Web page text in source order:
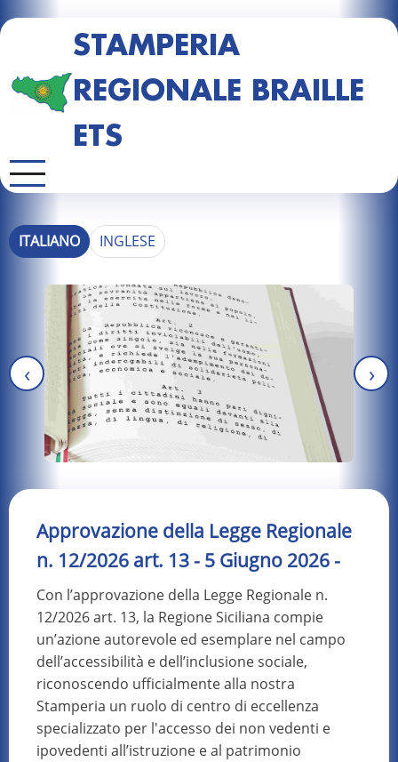
STAMPERIA
REGIONALE BRAILLE
ETS
ITALIANO INGLESE
‹ ›
Approvazione della Legge Regionale
n. 12/2026 art. 13 - 5 Giugno 2026 -
Con l’approvazione della Legge Regionale n.
12/2026 art. 13, la Regione Siciliana compie
un’azione autorevole ed esemplare nel campo
dell’accessibilità e dell’inclusione sociale,
riconoscendo ufficialmente alla nostra
Stamperia un ruolo di centro di eccellenza
specializzato per l'accesso dei non vedenti e
ipovedenti all’istruzione e al patrimonio